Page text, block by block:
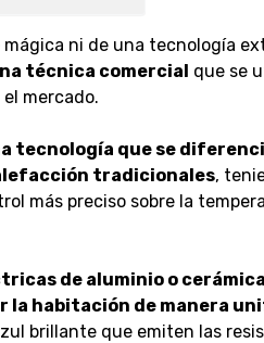
ni de una tecnología
técnica comercial que se
mercado.
tecnología que se
tradicionales,
más preciso sobre la
de aluminio o
la habitación de manera
brillante que emiten las